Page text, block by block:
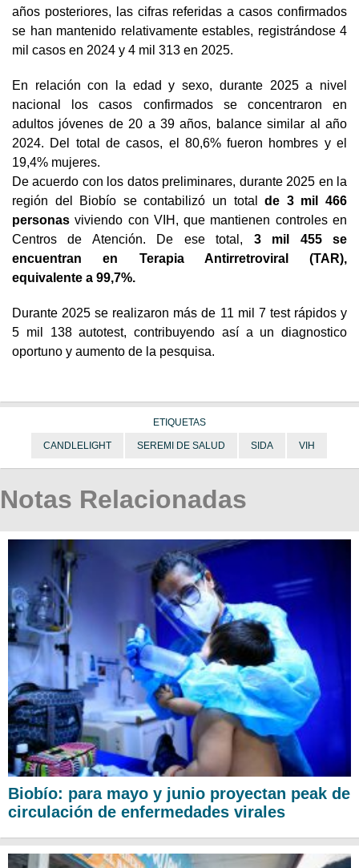
años posteriores, las cifras referidas a casos confirmados
se han mantenido relativamente estables, registrándose 4
mil casos en 2024 y 4 mil 313 en 2025.
En relación con la edad y sexo, durante 2025 a nivel
nacional los casos confirmados se concentraron en
adultos jóvenes de 20 a 39 años, balance similar al año
2024. Del total de casos, el 80,6% fueron hombres y el
19,4% mujeres.
De acuerdo con los datos preliminares, durante 2025 en la
región del Biobío se contabilizó un totalde 3 mil 466
personas viviendo con VIH, que mantienen controles en
Centros de Atención. De ese total, 3 mil 455 se
encuentran en Terapia Antirretroviral (TAR),
equivalente a 99,7%.
Durante 2025 se realizaron más de 11 mil 7 test rápidos y
5 mil 138 autotest, contribuyendo así a un diagnostico
oportuno y aumento de la pesquisa.
ETIQUETAS
CANDLELIGHT SEREMI DE SALUD SIDA VIH
Notas Relacionadas
Biobío: para mayo y junio proyectan peak de
circulación de enfermedades virales